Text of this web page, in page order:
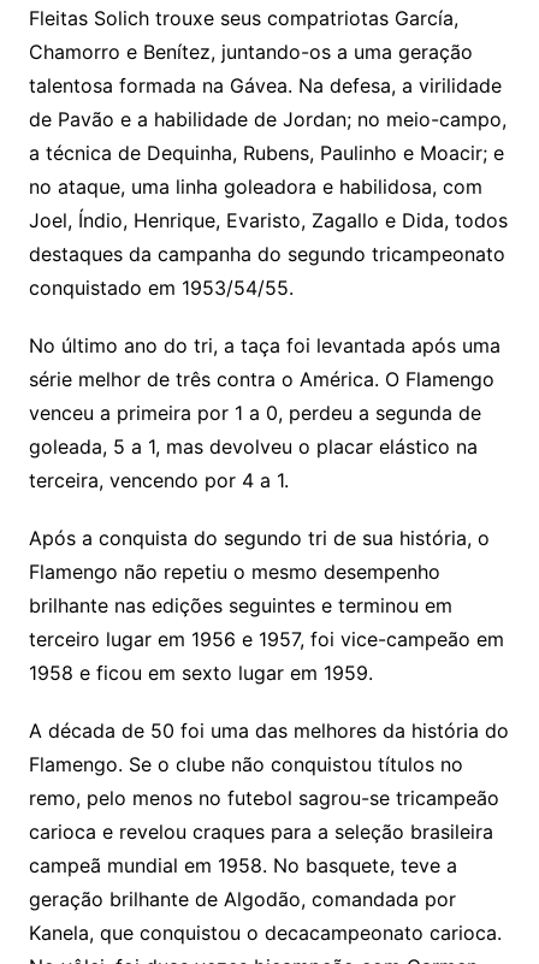
Fleitas Solich trouxe seus compatriotas García,
Chamorro e Benítez, juntando-os a uma geração
talentosa formada na Gávea. Na defesa, a virilidade
de Pavão e a habilidade de Jordan; no meio-campo,
a técnica de Dequinha, Rubens, Paulinho e Moacir; e
no ataque, uma linha goleadora e habilidosa, com
Joel, Índio, Henrique, Evaristo, Zagallo e Dida, todos
destaques da campanha do segundo tricampeonato
conquistado em 1953/54/55.
No último ano do tri, a taça foi levantada após uma
série melhor de três contra o América. O Flamengo
venceu a primeira por 1 a 0, perdeu a segunda de
goleada, 5 a 1, mas devolveu o placar elástico na
terceira, vencendo por 4 a 1.
Após a conquista do segundo tri de sua história, o
Flamengo não repetiu o mesmo desempenho
brilhante nas edições seguintes e terminou em
terceiro lugar em 1956 e 1957, foi vice-campeão em
1958 e ficou em sexto lugar em 1959.
A década de 50 foi uma das melhores da história do
Flamengo. Se o clube não conquistou títulos no
remo, pelo menos no futebol sagrou-se tricampeão
carioca e revelou craques para a seleção brasileira
campeã mundial em 1958. No basquete, teve a
geração brilhante de Algodão, comandada por
Kanela, que conquistou o decacampeonato carioca.